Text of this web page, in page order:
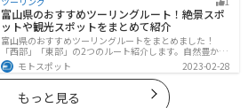
楽しめるスポットが多数あります。バイクで関東にツー
リングに行く際は参考にしてください。
富山県のおすすめツーリングルート！絶景スポ
ットや観光スポットをまとめて紹介
富山県のおすすめツーリングルートをまとめました！
「西部」「東部」の2つのルート紹介します。自然豊かな
山と海、温泉が充実しており、美術館などもあるので、
自然を満喫するツーリングができます。バイクで富山県
にツーリングに行く際は参考にしてください。
モトスポット 2023-02-28
もっと見る